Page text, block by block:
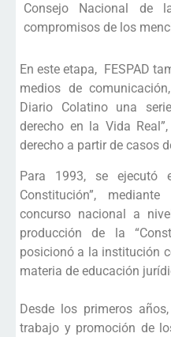
Consejo Nacional de
compromisos de los
En este etapa, FESPAD
medios de
Diario Colatino una
derecho en la Vida
derecho a partir de casos
Para 1993, se ejecutó
Constitución”,
concurso nacional a
producción de la
posicionó a la institución
materia de educación
Desde los primeros
trabajo y promoción de